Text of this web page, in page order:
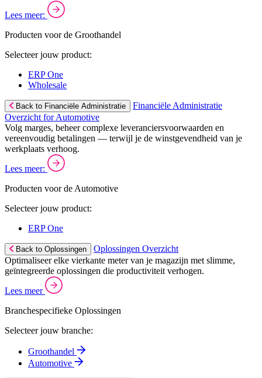
Lees meer:
Producten voor de Groothandel
Selecteer jouw product:
ERP One
Wholesale
Back to Financiële Administratie
Financiële Administratie
Overzicht for Automotive
Volg marges, beheer complexe leveranciersvoorwaarden en
vereenvoudig betalingen — terwijl je de winstgevendheid van je
werkplaats verhoog.
Lees meer:
Producten voor de Automotive
Selecteer jouw product:
ERP One
Back to Oplossingen
Oplossingen Overzicht
Optimaliseer elke vierkante meter van je magazijn met slimme,
geïntegreerde oplossingen die productiviteit verhogen.
Lees meer
Branchespecifieke Oplossingen
Selecteer jouw branche:
Groothandel
Automotive